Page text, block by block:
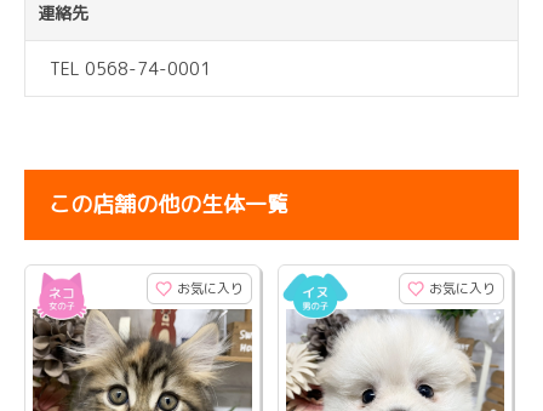
連絡先
TEL 0568-74-0001
この店舗の他の生体一覧
お気に入り お気に入り